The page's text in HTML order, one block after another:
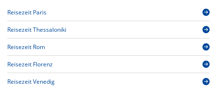
Reisezeit Paris
Reisezeit Thessaloniki
Reisezeit Rom
Reisezeit Florenz
Reisezeit Venedig